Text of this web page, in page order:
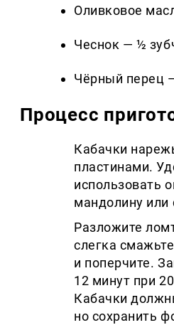
Оливковое
Чеснок — ½
Чёрный перец
Процесс
Кабачки
пластинами.
использовать
мандолину
Разложите
слегка
и поперчите.
12 минут при
Кабачки
но сохранить